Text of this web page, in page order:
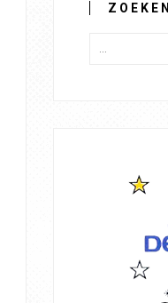
ZOEKEN